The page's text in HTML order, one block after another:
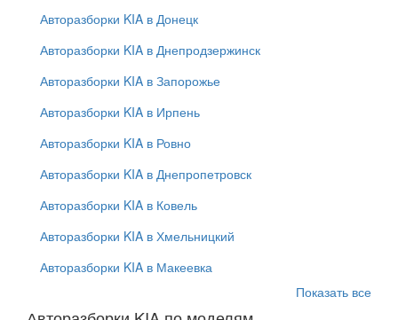
Авторазборки KIA в Донецк
Авторазборки KIA в Днепродзержинск
Авторазборки KIA в Запорожье
Авторазборки KIA в Ирпень
Авторазборки KIA в Ровно
Авторазборки KIA в Днепропетровск
Авторазборки KIA в Ковель
Авторазборки KIA в Хмельницкий
Авторазборки KIA в Макеевка
Показать все